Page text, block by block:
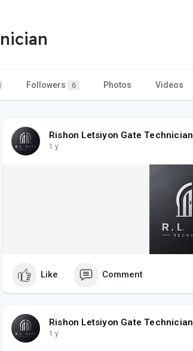
Followers 6 Photos Videos
Rishon Letsiyon Gate Technician
1 y
Like Comment
Rishon Letsiyon Gate Technician
1 y